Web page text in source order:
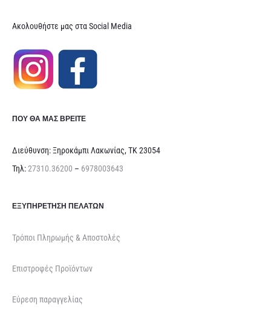
Ακολουθήστε μας στα Social Media
ΠΟΥ ΘΑ ΜΑΣ ΒΡΕΊΤΕ
Διεύθυνση: Ξηροκάμπι Λακωνίας, ΤΚ 23054
Τηλ:27310.36200 – 6978003643
ΕΞΥΠΗΡΈΤΗΣΗ ΠΕΛΑΤΏΝ
Τρόποι Πληρωμής & Αποστολές
Επιστροφές Προϊόντων
Εύρεση παραγγελίας